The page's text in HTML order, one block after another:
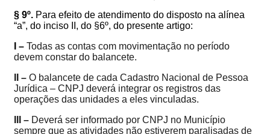
§ 9º. Para efeito de atendimento do disposto na alínea
“a”, do inciso II, do §6º, do presente artigo:
I – Todas as contas com movimentação no período
devem constar do balancete.
II – O balancete de cada Cadastro Nacional de Pessoa
Jurídica – CNPJ deverá integrar os registros das
operações das unidades a eles vinculadas.
III – Deverá ser informado por CNPJ no Município
sempre que as atividades não estiverem paralisadas de